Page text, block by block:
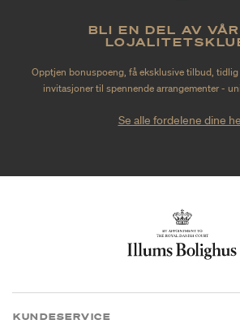
BLI EN DEL AV VÅR
Opptjen bonuspoeng, få eksklusive tilbud,
invitasjoner til spennende arrangementer -
Se alle fordelene dine
KUNDESERVICE